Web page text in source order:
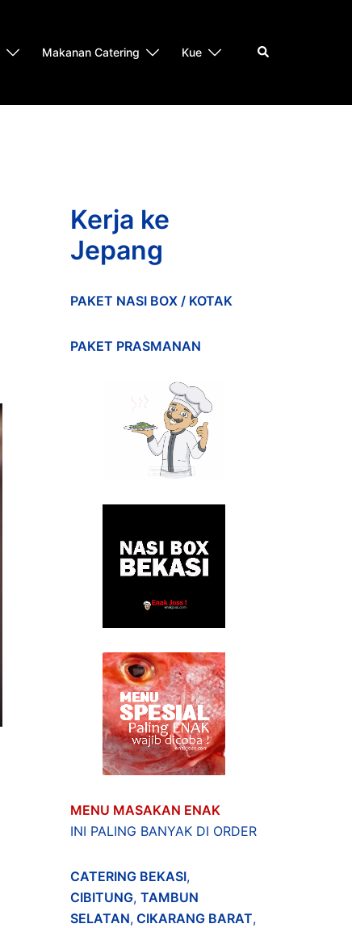
Makanan Catering Kue Search
Kerja ke
Jepang
PAKET NASI BOX / KOTAK
PAKET PRASMANAN
MENU MASAKAN ENAK
INI PALING BANYAK DI ORDER
CATERING BEKASI,
CIBITUNG, TAMBUN
SELATAN,CIKARANG BARAT,